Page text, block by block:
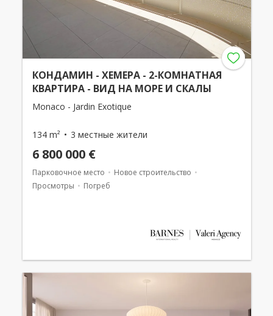
КОНДАМИН - ХЕМЕРА - 2-КОМНАТНАЯ
КВАРТИРА - ВИД НА МОРЕ И СКАЛЫ
Monaco - Jardin Exotique
134 m² 3 местные жители
6 800 000 €
Парковочное место
Новое строительство
Просмотры
Погреб